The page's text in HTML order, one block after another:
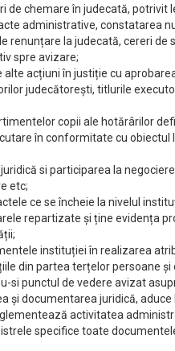
de chemare în judecată, potrivit
administrative, constatarea
renunțare la judecată, cereri de
spre avizare;
alte acțiuni în justiție cu
judecătorești, titlurile
copii ale hotărârilor
în conformitate cu
si participarea la
etc;
ce se încheie la nivelul
repartizate și ține evidența
instituției în realizarea
din partea terțelor persoane
si punctul de vedere avizat
și documentarea juridică,
activitatea
specifice toate